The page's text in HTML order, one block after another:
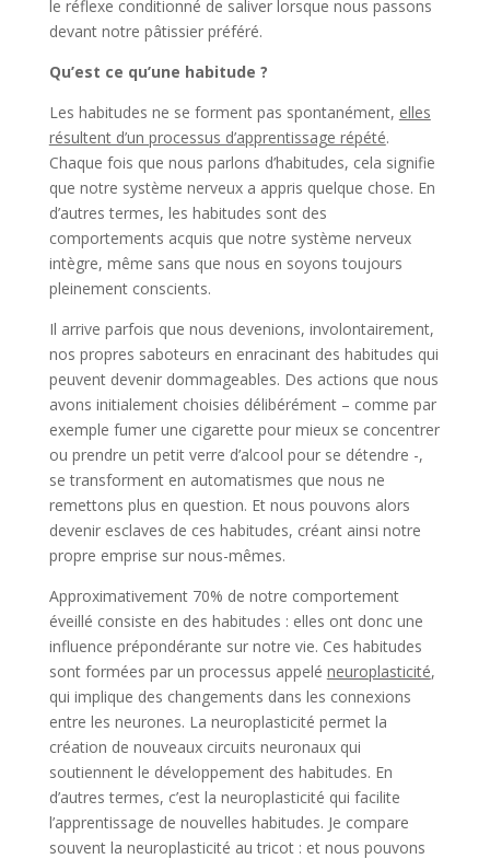
le réflexe conditionné de saliver lorsque nous passons
devant notre pâtissier préféré.
Qu’est ce qu’une habitude ?
Les habitudes ne se forment pas spontanément, elles
résultent d’un processus d’apprentissage répété.
Chaque fois que nous parlons d’habitudes, cela signifie
que notre système nerveux a appris quelque chose. En
d’autres termes, les habitudes sont des
comportements acquis que notre système nerveux
intègre, même sans que nous en soyons toujours
pleinement conscients.
Il arrive parfois que nous devenions, involontairement,
nos propres saboteurs en enracinant des habitudes qui
peuvent devenir dommageables. Des actions que nous
avons initialement choisies délibérément – comme par
exemple fumer une cigarette pour mieux se concentrer
ou prendre un petit verre d’alcool pour se détendre -,
se transforment en automatismes que nous ne
remettons plus en question. Et nous pouvons alors
devenir esclaves de ces habitudes, créant ainsi notre
propre emprise sur nous-mêmes.
Approximativement 70% de notre comportement
éveillé consiste en des habitudes : elles ont donc une
influence prépondérante sur notre vie. Ces habitudes
sont formées par un processus appelé neuroplasticité,
qui implique des changements dans les connexions
entre les neurones. La neuroplasticité permet la
création de nouveaux circuits neuronaux qui
soutiennent le développement des habitudes. En
d’autres termes, c’est la neuroplasticité qui facilite
l’apprentissage de nouvelles habitudes. Je compare
souvent la neuroplasticité au tricot : et nous pouvons